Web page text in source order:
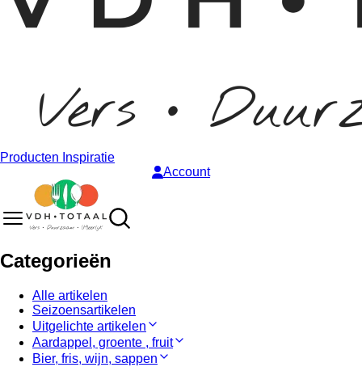
Producten Inspiratie
Account
Categorieën
Alle artikelen
Seizoensartikelen
Uitgelichte artikelen
Aardappel, groente , fruit
Bier, fris, wijn, sappen